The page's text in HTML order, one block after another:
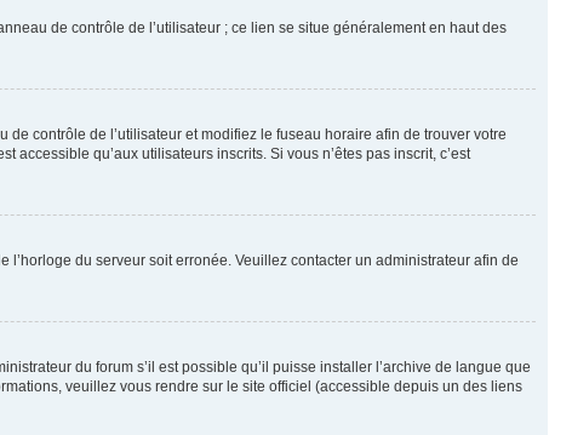
de contrôle de l’utilisateur ; ce lien se situe généralement en haut des
contrôle de l’utilisateur et modifiez le fuseau horaire afin de trouver votre
qu’aux utilisateurs inscrits. Si vous n’êtes pas inscrit, c’est
l’horloge du serveur soit erronée. Veuillez contacter un administrateur afin de
du forum s’il est possible qu’il puisse installer l’archive de langue que
veuillez vous rendre sur le site officiel (accessible depuis un des liens